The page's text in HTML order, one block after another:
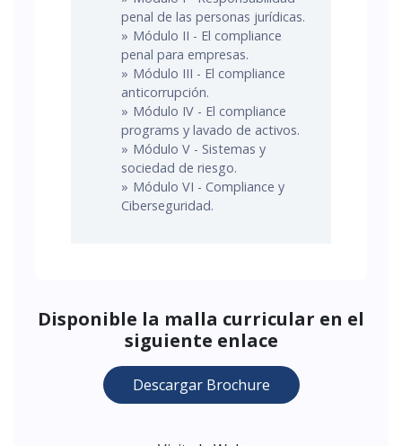
penal de las personas jurídicas.
Módulo II - El compliance
penal para empresas.
Módulo III - El compliance
anticorrupción.
Módulo IV - El compliance
programs y lavado de activos.
Módulo V - Sistemas y
sociedad de riesgo.
Módulo VI - Compliance y
Ciberseguridad.
Disponible la malla curricular en el
siguiente enlace
Descargar Brochure